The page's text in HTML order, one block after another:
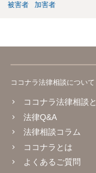
被害者
加害者
ココナラ法律相談について
ココナラ法律相談
法律Q&A
法律相談コラム
ココナラとは
よくあるご質問